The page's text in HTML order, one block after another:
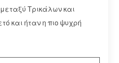
Τρικάλων και
και ήταν η πιο ψυχρή